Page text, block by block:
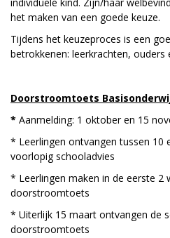
het maken van een goede keuze.
Tijdens het keuzeproces is een
betrokkenen: leerkrachten, ouders
Doorstroomtoets
* Aanmelding: 1 oktober en 15
* Leerlingen ontvangen tussen 10
voorlopig schooladvies
* Leerlingen maken in de eerste 2
doorstroomtoets
* Uiterlijk 15 maart ontvangen de
doorstroomtoets